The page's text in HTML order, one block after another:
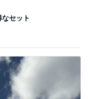
セット